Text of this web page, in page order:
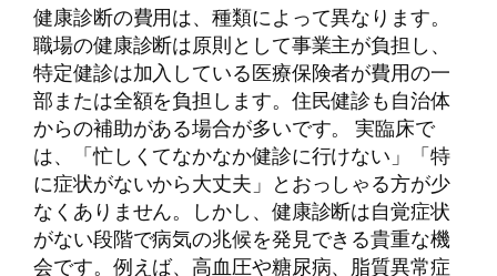
健康診断の費用は、種類によって異なります。
職場の健康診断は原則として事業主が負担し、
特定健診は加入している医療保険者が費用の一
部または全額を負担します。住民健診も自治体
からの補助がある場合が多いです。 実臨床で
は、「忙しくてなかなか健診に行けない」「特
に症状がないから大丈夫」とおっしゃる方が少
なくありません。しかし、健康診断は自覚症状
がない段階で病気の兆候を発見できる貴重な機
会です。例えば、高血圧や糖尿病、脂質異常症